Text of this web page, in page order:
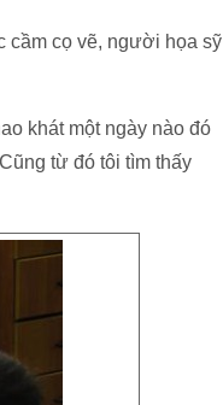
cầm cọ vẽ, người họa sỹ
khát một ngày nào đó
từ đó tôi tìm thấy